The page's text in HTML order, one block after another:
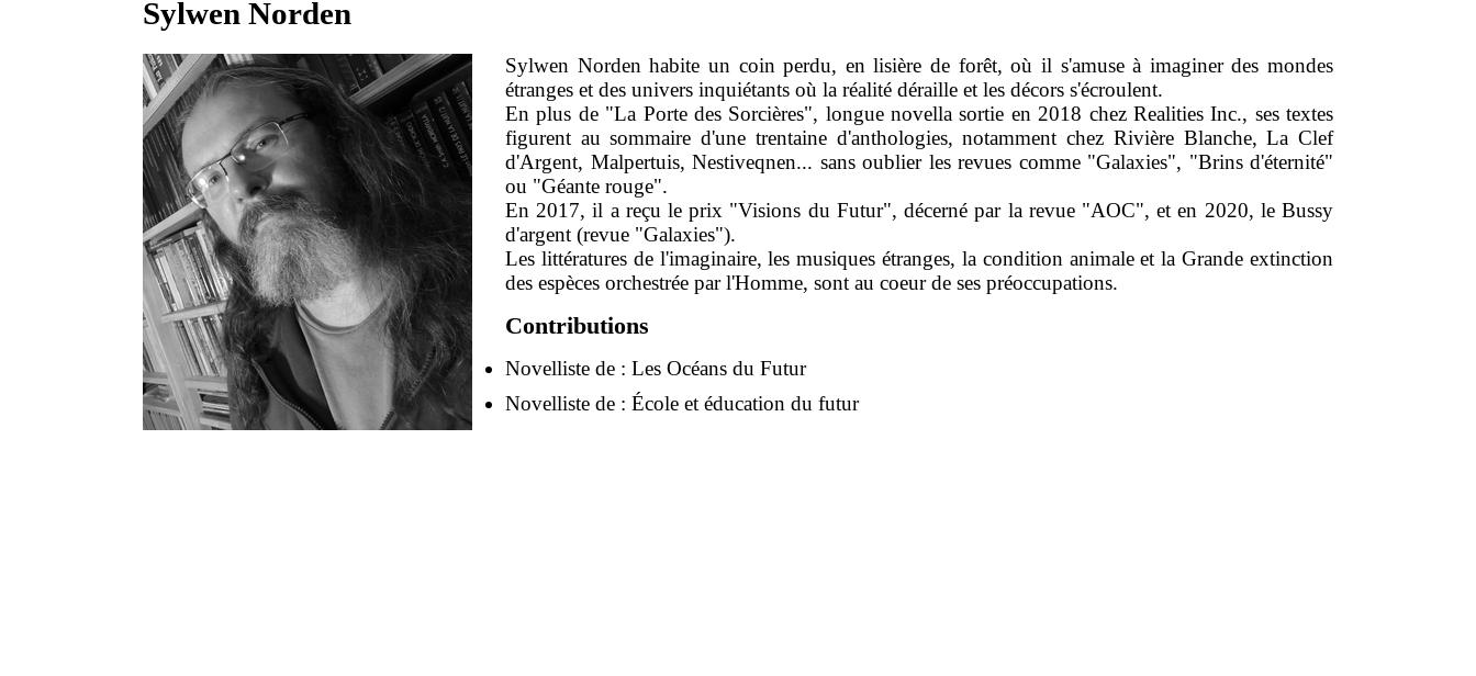
Sylwen Norden
Sylwen Norden habite un coin perdu, en lisière de forêt, où il s'amuse à imaginer des mondes
étranges et des univers inquiétants où la réalité déraille et les décors s'écroulent.
En plus de "La Porte des Sorcières", longue novella sortie en 2018 chez Realities Inc., ses textes
figurent au sommaire d'une trentaine d'anthologies, notamment chez Rivière Blanche, La Clef
d'Argent, Malpertuis, Nestiveqnen... sans oublier les revues comme "Galaxies", "Brins d'éternité"
ou "Géante rouge".
En 2017, il a reçu le prix "Visions du Futur", décerné par la revue "AOC", et en 2020, le Bussy
d'argent (revue "Galaxies").
Les littératures de l'imaginaire, les musiques étranges, la condition animale et la Grande extinction
des espèces orchestrée par l'Homme, sont au coeur de ses préoccupations.
Contributions
Novelliste de : Les Océans du Futur
Novelliste de : École et éducation du futur